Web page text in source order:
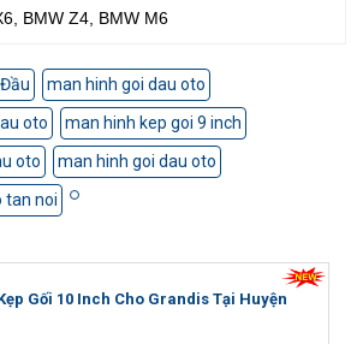
BMW Z4, BMW M6
man hinh goi dau oto
oto
man hinh kep goi 9 inch
oto
man hinh goi dau oto
tan noi
Gối 10 Inch Cho Grandis Tại Huyện